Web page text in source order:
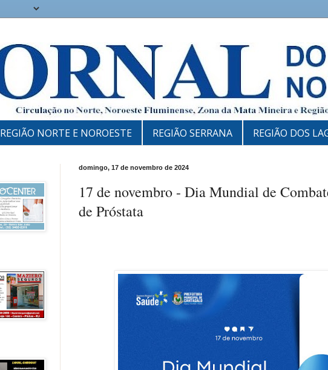
REGIÃO NORTE E NOROESTE REGIÃO SERRANA REGIÃO DOS
domingo, 17 de novembro de 2024
17 de novembro - Dia Mundial de
de Próstata